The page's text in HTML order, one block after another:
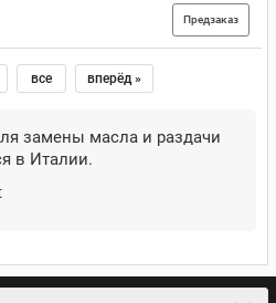
Предзаказ
все вперёд »
замены масла и раздачи
в Италии.